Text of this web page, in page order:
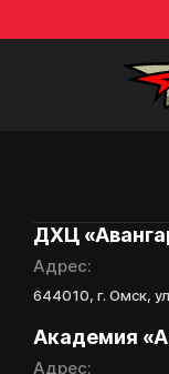
ДХЦ
Адрес:
644010, г. Омск,
Академия
Адрес: